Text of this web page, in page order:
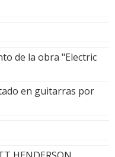
de la obra "Electric
en guitarras por